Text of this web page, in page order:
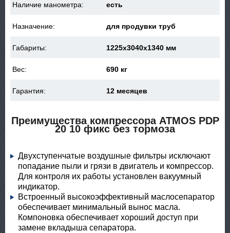
Наличие манометра: есть
Назначение: для продувки труб
Габариты: 1225x3040x1340 мм
Вес: 690 кг
Гарантия: 12 месяцев
Преимущества компрессора ATMOS PDP
20 10 фикс без тормоза
Двухступенчатые воздушные фильтры исключают
попадание пыли и грязи в двигатель и компрессор.
Для контроля их работы установлен вакуумный
индикатор.
Встроенный высокоэффективный маслосепаратор
обеспечивает минимальный вынос масла.
Компоновка обеспечивает хороший доступ при
замене вкладыша сепаратора.